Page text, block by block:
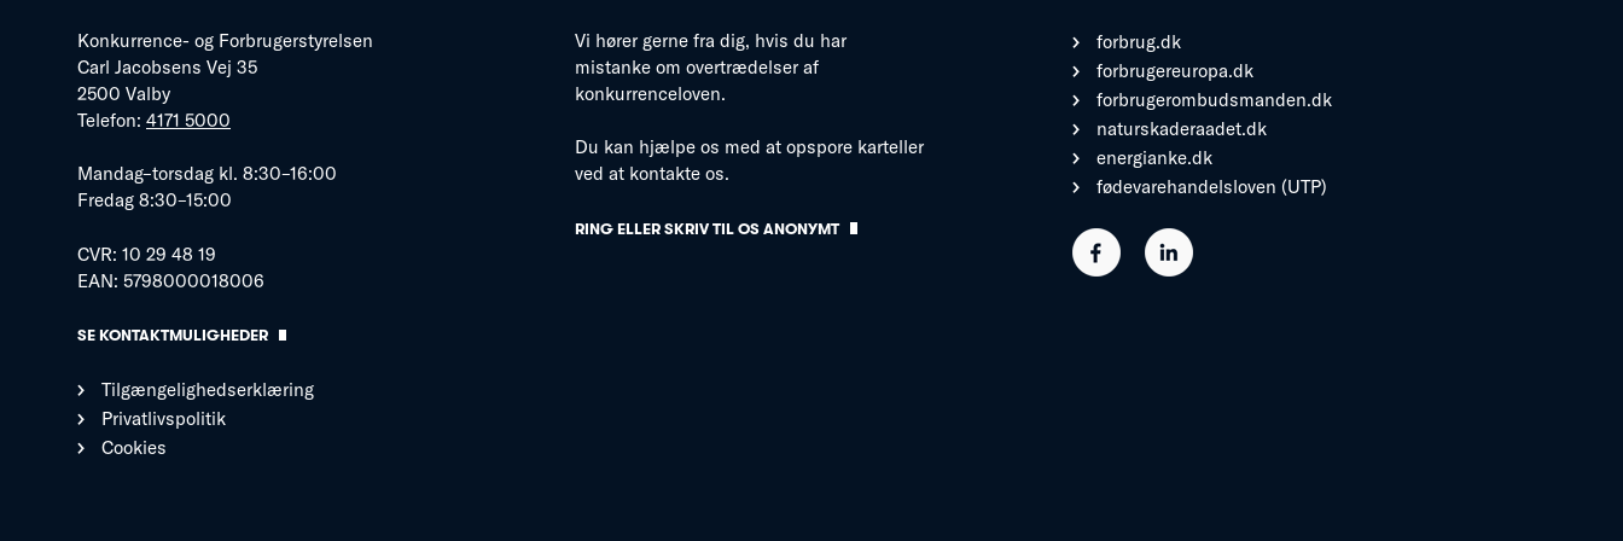
Konkurrence- og Forbrugerstyrelsen
Carl Jacobsens Vej 35
2500 Valby
Telefon: 4171 5000
Mandag–torsdag kl. 8:30–16:00
Fredag 8:30–15:00
CVR: 10 29 48 19
EAN: 5798000018006
SE KONTAKTMULIGHEDER
Tilgængelighedserklæring
Privatlivspolitik
Cookies
Vi hører gerne fra dig, hvis du har
mistanke om overtrædelser af
konkurrenceloven.
Du kan hjælpe os med at opspore karteller
ved at kontakte os.
RING ELLER SKRIV TIL OS ANONYMT
forbrug.dk
forbrugereuropa.dk
forbrugerombudsmanden.dk
naturskaderaadet.dk
energianke.dk
fødevarehandelsloven (UTP)